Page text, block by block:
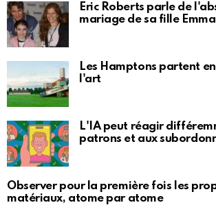
Eric Roberts parle de
mariage de sa fille
Les Hamptons partent
l'art
L'IA peut réagir
patrons et aux
Observer pour la première fois les
matériaux, atome par atome